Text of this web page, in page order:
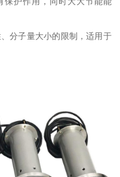
分子量大小的限制，适用于